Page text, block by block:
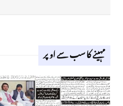
مہینے کا سب سے اوپر